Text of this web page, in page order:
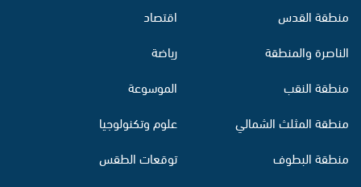
منطقة القدس
الناصرة والمنطقة
منطقة النقب
منطقة المثلث الشمالي
منطقة البطوف
اقتصاد
رياضة
الموسوعة
علوم وتكنولوجيا
توقعات الطقس